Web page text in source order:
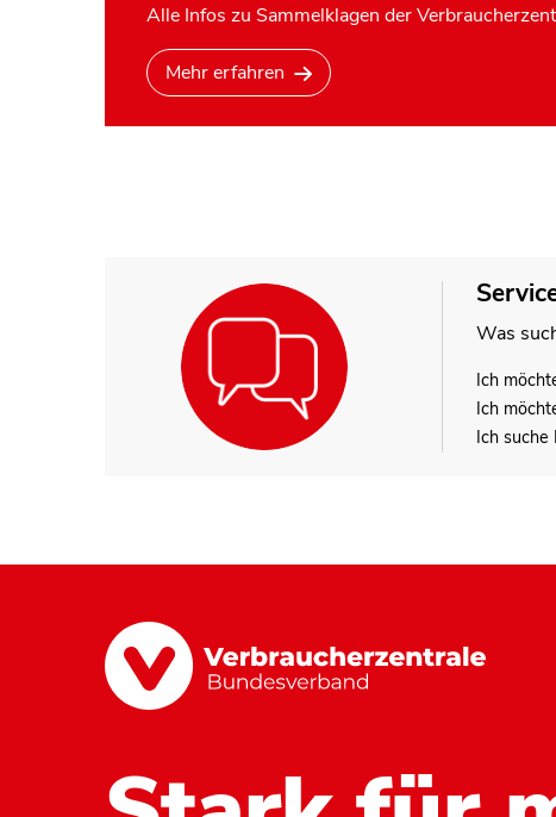
Alle Infos zu Sammelklagen der
Mehr erfahren
Was
Ich
Ich
Ich